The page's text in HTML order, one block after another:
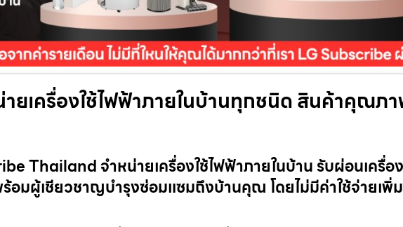
ยเครื่องใช้ไฟฟ้าภายในบ้านทุกชนิด สินค้าคุณภ
Thailand จำหน่ายเครื่องใช้ไฟฟ้าภายในบ้าน รับผ่อนเครื่อ
มผู้เชียวชาญบำรุงซ่อมแซมถึงบ้านคุณ โดยไม่มีค่าใช้จ่ายเพิ่